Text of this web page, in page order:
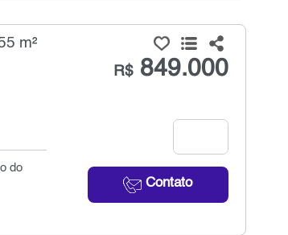
m²
R$849.000
Contato
do